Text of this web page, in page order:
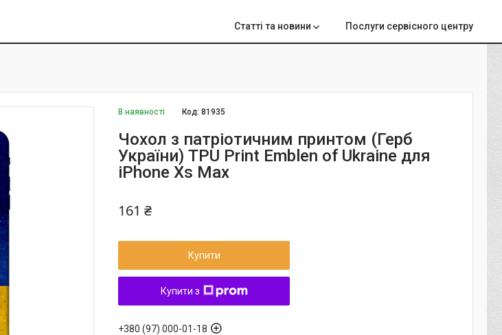
Статті та новини Послуги сервісного центру
В наявності Код:81935
Чохол з патріотичним принтом (Герб
України) TPU Print Emblen of Ukraine для
iPhone Xs Max
161 ₴
Купити
Купити з
+380 (97) 000-01-18